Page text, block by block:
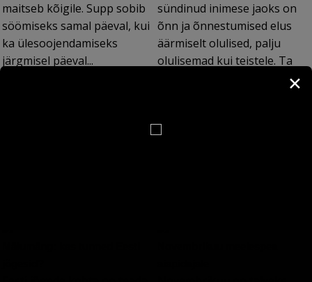
maitseb kõigile. Supp sobib
söömiseks samal päeval, kui
ka ülesoojendamiseks
järgmisel päeval...
sündinud inimese jaoks on
õnn ja õnnestumised elus
äärmiselt olulised, palju
olulisemad kui teistele. Ta
✕